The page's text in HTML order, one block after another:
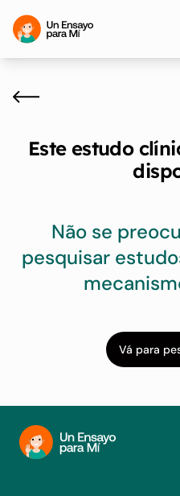
Este estudo
Não se
pesquisar
Vá para